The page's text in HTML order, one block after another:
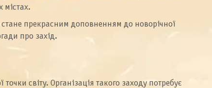
містах.
прекрасним доповненням до новорічної
про захід.
світу. Організація такого заходу потребує